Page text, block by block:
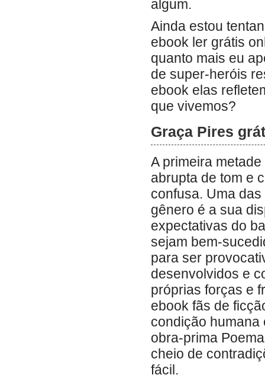
algum.
Ainda estou
ebook ler grátis
quanto mais eu
de super-heróis
ebook elas
que vivemos?
Graça Pires
A primeira
abrupta de tom e
confusa. Uma
gênero é a sua
expectativas do
sejam bem-
para ser
desenvolvidos e
próprias forças e
ebook fãs de
condição
obra-prima
cheio de
fácil.